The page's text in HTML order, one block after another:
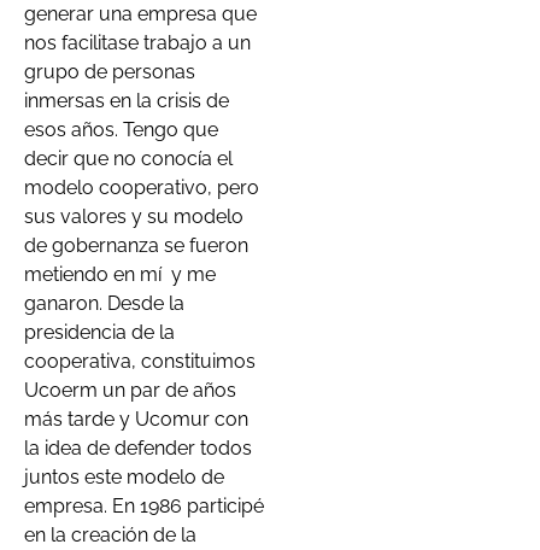
generar una empresa que
nos facilitase trabajo a un
grupo de personas
inmersas en la crisis de
esos años. Tengo que
decir que no conocía el
modelo cooperativo, pero
sus valores y su modelo
de gobernanza se fueron
metiendo en mí y me
ganaron. Desde la
presidencia de la
cooperativa, constituimos
Ucoerm un par de años
más tarde y Ucomur con
la idea de defender todos
juntos este modelo de
empresa. En 1986 participé
en la creación de la